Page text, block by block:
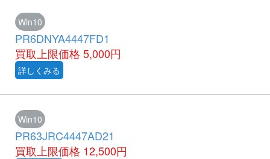
Win10
PR6DNYA4447FD1
買取上限価格 5,000円
詳しくみる
Win10
PR63JRC4447AD21
買取上限価格 12,500円